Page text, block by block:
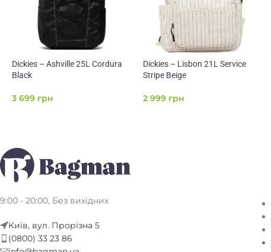
Dickies – Ashville 25L Cordura
Black
3 699 грн
Dickies – Lisbon 21L Service
Stripe Beige
2 999 грн
9:00 - 20:00, Без вихідних
Київ, вул. Прорізна 5
(0800) 33 23 86